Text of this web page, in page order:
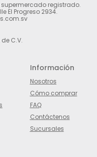
registrado.
El Progreso 2934.
C.V.
Información
Nosotros
Cómo comprar
FAQ
Contáctenos
Sucursales